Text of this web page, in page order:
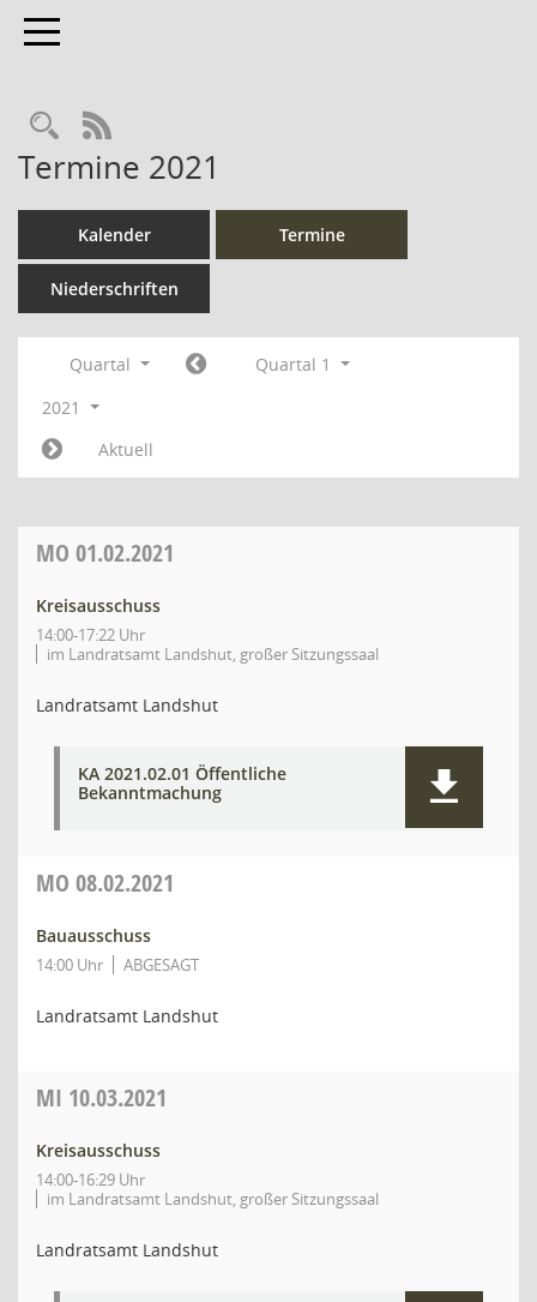
Toggle navigation
Rechercheauswahl
RSS-Feed
Termine 2021
Kalender Termine
Niederschriften
Quartal
Quartal 1
2021
Aktuell
MO 01.02.2021
Kreisausschuss
14:00-17:22 Uhr
im Landratsamt Landshut, großer Sitzungssaal
Landratsamt Landshut
KA 2021.02.01 Öffentliche
Bekanntmachung
MO 08.02.2021
Bauausschuss
14:00 Uhr ABGESAGT
Landratsamt Landshut
MI 10.03.2021
Kreisausschuss
14:00-16:29 Uhr
im Landratsamt Landshut, großer Sitzungssaal
Landratsamt Landshut